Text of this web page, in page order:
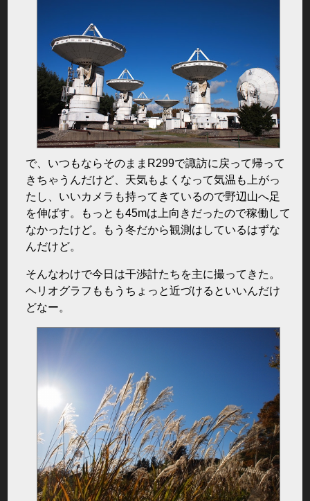
で、いつもならそのままR299で諏訪に戻って帰って
きちゃうんだけど、天気もよくなって気温も上がっ
たし、いいカメラも持ってきているので野辺山へ足
を伸ばす。もっとも45mは上向きだったので稼働して
なかったけど。もう冬だから観測はしているはずな
んだけど。
そんなわけで今日は干渉計たちを主に撮ってきた。
ヘリオグラフももうちょっと近づけるといいんだけ
どなー。